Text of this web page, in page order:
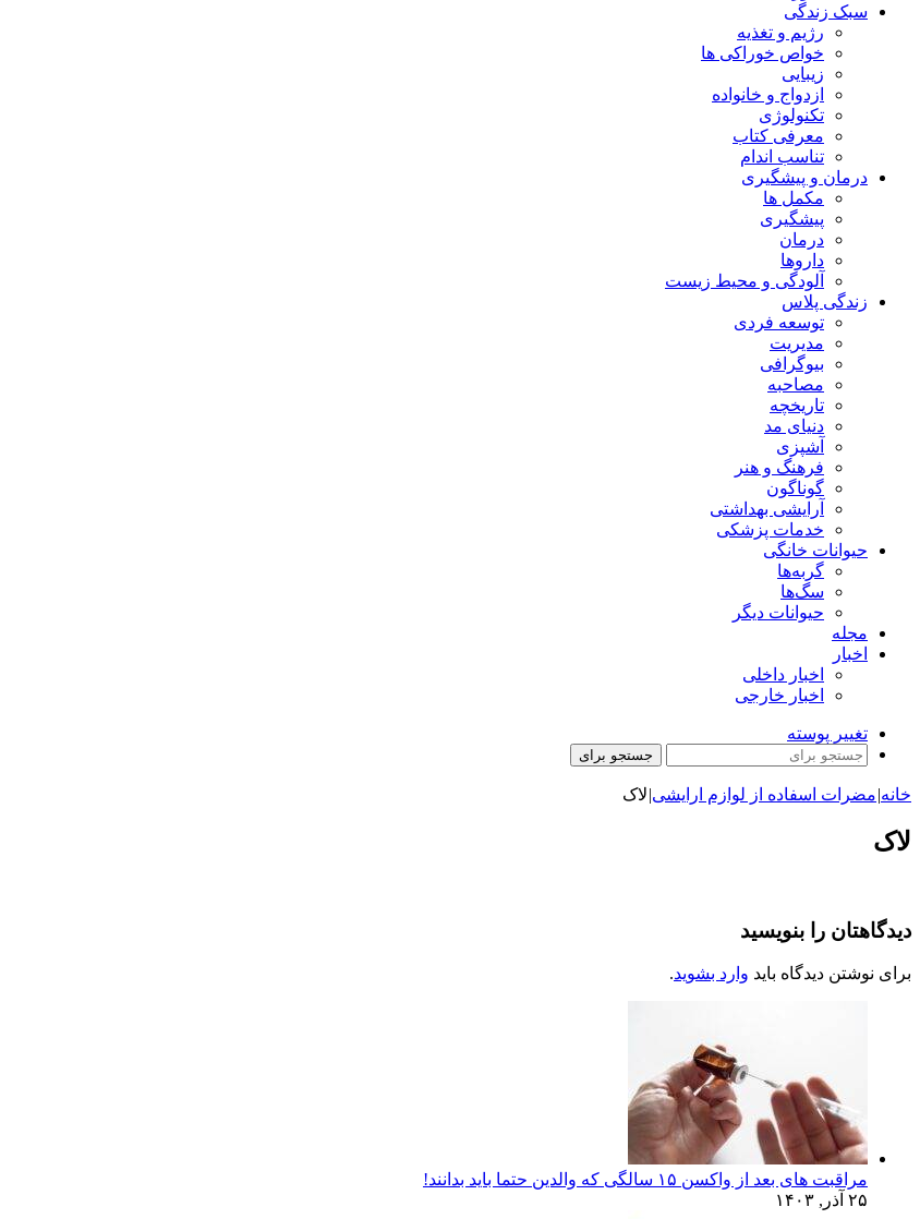
سبک زندگی
رژیم و تغذیه
خواص خوراکی ها
زیبایی
ازدواج و خانواده
تکنولوژی
معرفی کتاب
تناسب اندام
درمان و پیشگیری
مکمل ها
پیشگیری
درمان
داروها
آلودگی و محیط زیست
زندگی پلاس
توسعه فردی
مدیریت
بیوگرافی
مصاحبه
تاریخچه
دنیای مد
آشپزی
فرهنگ و هنر
گوناگون
آرایشی بهداشتی
خدمات پزشکی
حیوانات خانگی
گربه‌ها
سگ‌ها
حیوانات دیگر
مجله
اخبار
اخبار داخلی
اخبار خارجی
تغییر پوسته
جستجو برای
خانه|مضرات اسفاده از لوازم ارایشی|لاک
لاک
دیدگاهتان را بنویسید
برای نوشتن دیدگاه باید وارد بشوید.
مراقبت های بعد از واکسن ۱۵ سالگی که والدین حتما باید بدانند!
۲۵ آذر, ۱۴۰۳